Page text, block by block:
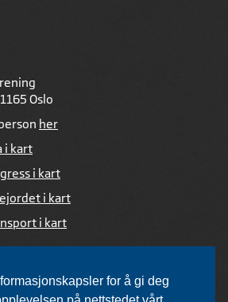
for å gi deg
Oslo
her
i kart
i kart
i kart
i kart